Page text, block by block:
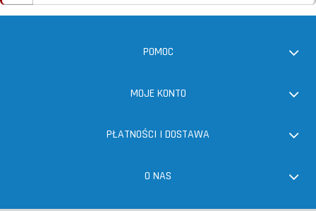
POMOC
MOJE KONTO
PŁATNOŚCI I DOSTAWA
O NAS